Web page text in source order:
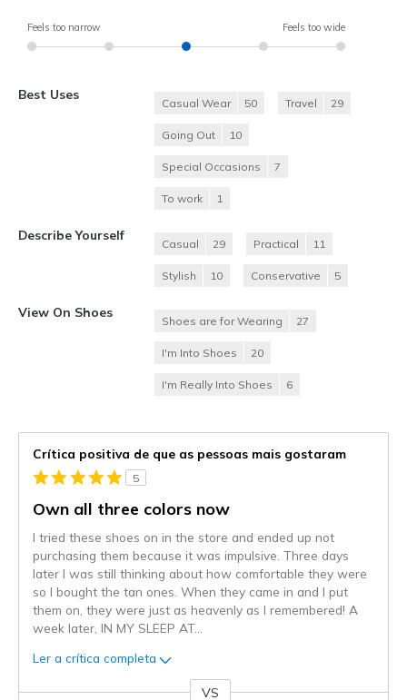
Feels too narrow Feels too wide
Best Uses
Casual Wear 50 Travel 29
Going Out 10
Special Occasions 7
To work 1
Describe Yourself
Casual 29 Practical 11
Stylish 10 Conservative 5
View On Shoes
Shoes are for Wearing 27
I'm Into Shoes 20
I'm Really Into Shoes 6
Crítica positiva de que as pessoas mais gostaram
5
Own all three colors now
I tried these shoes on in the store and ended up not
purchasing them because it was impulsive. Three days
later I was still thinking about how comfortable they were
so I bought the tan ones. When they came in and I put
them on, they were just as heavenly as I remembered! A
week later, IN MY SLEEP AT...
Ler a crítica completa
VS